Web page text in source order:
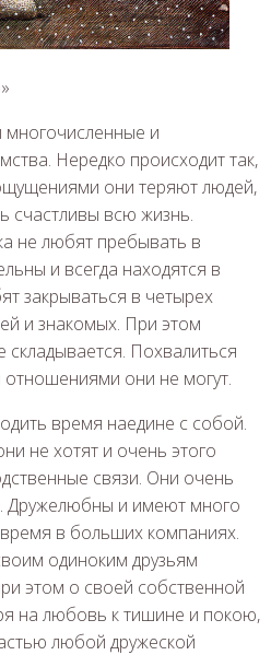
многочисленные и
Нередко происходит так,
они теряют людей,
счастливы всю жизнь.
не любят пребывать в
и всегда находятся в
закрываться в четырех
и знакомых. При этом
Похвалиться
они не могут.
время наедине с собой.
не хотят и очень этого
связи. Они очень
Дружелюбны и имеют много
в больших компаниях.
одиноким друзьям
этом о своей собственной
на любовь к тишине и покою,
любой дружеской